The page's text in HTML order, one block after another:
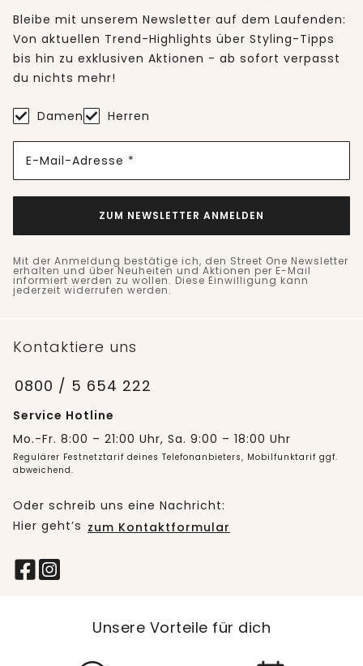
Bleibe mit unserem Newsletter auf dem Laufenden:
Von aktuellen Trend-Highlights über Styling-Tipps
bis hin zu exklusiven Aktionen - ab sofort verpasst
du nichts mehr!
Damen Herren
E-Mail-Adresse *
ZUM NEWSLETTER ANMELDEN
Mit der Anmeldung bestätige ich, den Street One Newsletter
erhalten und über Neuheiten und Aktionen per E-Mail
informiert werden zu wollen. Diese Einwilligung kann
jederzeit widerrufen werden.
Kontaktiere uns
0800 / 5 654 222
Service Hotline
Mo.-Fr. 8:00 – 21:00 Uhr, Sa. 9:00 – 18:00 Uhr
Regulärer Festnetztarif deines Telefonanbieters, Mobilfunktarif ggf.
abweichend.
Oder schreib uns eine Nachricht:
Hier geht’s zum Kontaktformular
Unsere Vorteile für dich